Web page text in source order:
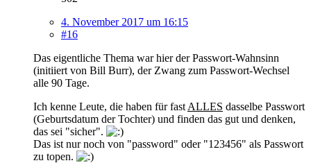
4. November 2017 um 16:15
#16
Das eigentliche Thema war hier der Passwort-Wahnsinn
(initiiert von Bill Burr), der Zwang zum Passwort-Wechsel
alle 90 Tage.
Ich kenne Leute, die haben für fast ALLES dasselbe Passwort
(Geburtsdatum der Tochter) und finden das gut und denken,
das sei "sicher".
Das ist nur noch von "password" oder "123456" als Passwort
zu topen.